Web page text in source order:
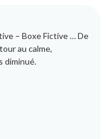
– Boxe Fictive … De
au calme,
diminué.